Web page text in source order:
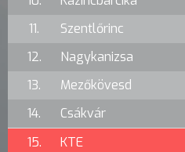
11.
Szentlőrinc
12.
Nagykanizsa
13.
Mezőkövesd
14.
Csákvár
15.
KTE